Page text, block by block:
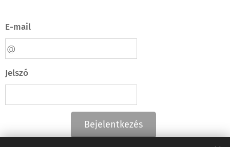
E-mail
Jelszó
Bejelentkezés